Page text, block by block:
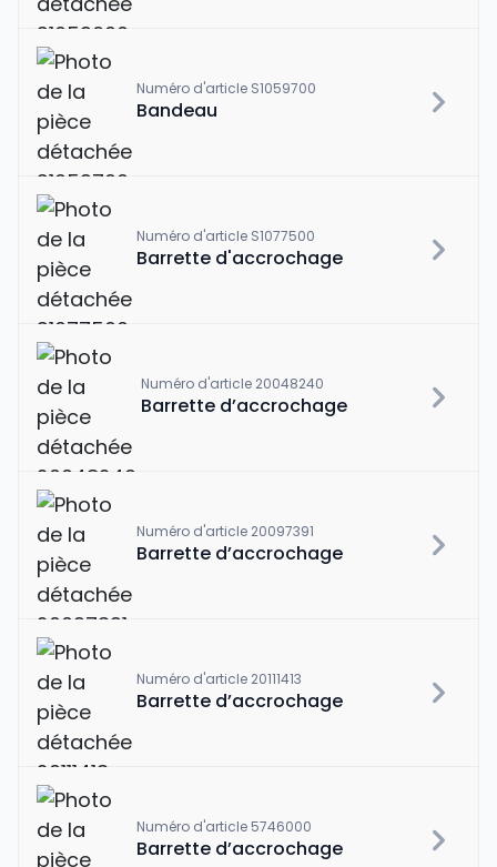
Numéro d'article S1059700
Bandeau
Numéro d'article S1077500
Barrette d'accrochage
Numéro d'article 20048240
Barrette d’accrochage
Numéro d'article 20097391
Barrette d’accrochage
Numéro d'article 20111413
Barrette d’accrochage
Numéro d'article 5746000
Barrette d’accrochage